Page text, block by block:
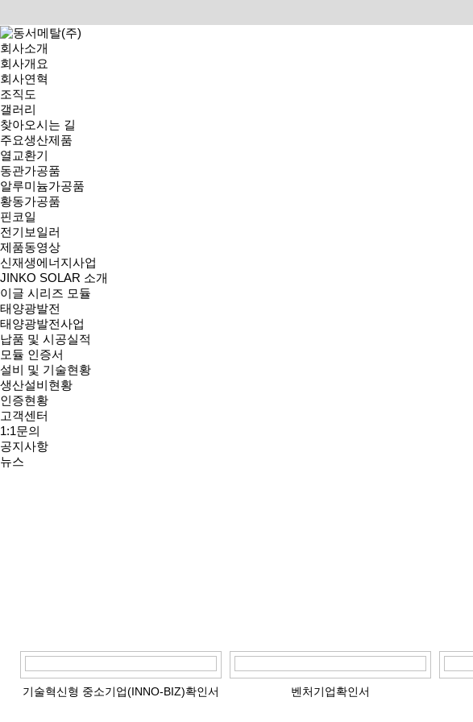
회사소개
회사개요
회사연혁
조직도
갤러리
찾아오시는 길
주요생산제품
열교환기
동관가공품
알루미늄가공품
황동가공품
핀코일
전기보일러
제품동영상
신재생에너지사업
JINKO SOLAR 소개
이글 시리즈 모듈
태양광발전
태양광발전사업
납품 및 시공실적
모듈 인증서
설비 및 기술현황
생산설비현황
인증현황
고객센터
1:1문의
공지사항
뉴스
HOME > 설비 및 기술현황 > 기술인증서
TECHNOLOGY
동서메탈(주) 설비 및 기술현황을 확인 하실 수 있습니다.
생산설비현황
기술인증서
특허증(전기보일러 가열기 구조 )
실용신안등록증(안전밸브)
기술혁신형 중소기업(INNO-BIZ)확인서 벤처기업확인서